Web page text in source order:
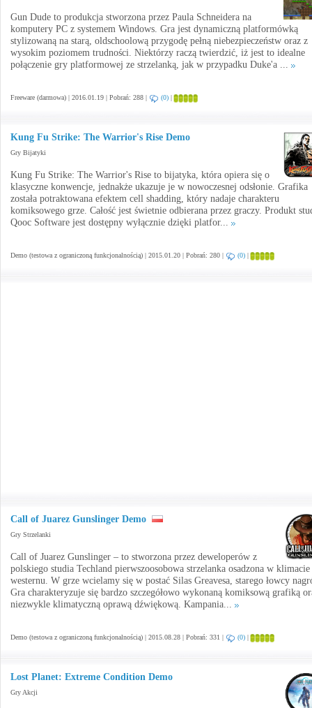
Gun Dude to produkcja stworzona przez Paula Schneidera na
komputery PC z systemem Windows. Gra jest dynamiczną platformówką
stylizowaną na starą, oldschoolową przygodę pełną niebezpieczeństw oraz z
wysokim poziomem trudności. Niektórzy raczą twierdzić, iż jest to idealne
połączenie gry platformowej ze strzelanką, jak w przypadku Duke'a ...
Freeware (darmowa) | 2016.01.19 | Pobrań: 288 | (0) |
Kung Fu Strike: The Warrior's Rise Demo
Gry Bijatyki
Kung Fu Strike: The Warrior's Rise to bijatyka, która opiera się o
klasyczne konwencje, jednakże ukazuje je w nowoczesnej odsłonie. Grafika
została potraktowana efektem cell shadding, który nadaje charakteru
komiksowego grze. Całość jest świetnie odbierana przez graczy. Produkt
Qooc Software jest dostępny wyłącznie dzięki platfor...
Demo (testowa z ograniczoną funkcjonalnością) | 2015.01.20 | Pobrań: 280 | (0) |
Call of Juarez Gunslinger Demo
Gry Strzelanki
Call of Juarez Gunslinger – to stworzona przez deweloperów z
polskiego studia Techland pierwszoosobowa strzelanka osadzona w klimacie
westernu. W grze wcielamy się w postać Silas Greavesa, starego łowcy
Gra charakteryzuje się bardzo szczegółowo wykonaną komiksową grafiką
niezwykle klimatyczną oprawą dźwiękową. Kampania...
Demo (testowa z ograniczoną funkcjonalnością) | 2015.08.28 | Pobrań: 331 | (0) |
Lost Planet: Extreme Condition Demo
Gry Akcji